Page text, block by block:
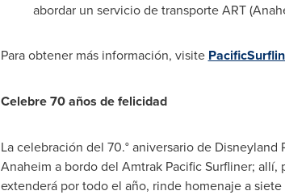
abordar un servicio de transporte ART
Para obtener más información, visite
Celebre 70 años de felicidad
La celebración del 70.° aniversario de
Anaheim a bordo del Amtrak Pacific Surfliner; allí,
extenderá por todo el año, rinde homenaje a